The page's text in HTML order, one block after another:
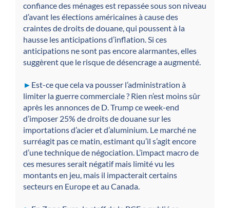
confiance des ménages est repassée sous son niveau
d’avant les élections américaines à cause des
craintes de droits de douane, qui poussent à la
hausse les anticipations d’inflation. Si ces
anticipations ne sont pas encore alarmantes, elles
suggèrent que le risque de désencrage a augmenté.
► Est-ce que cela va pousser l’administration à
limiter la guerre commerciale ? Rien n’est moins sûr
après les annonces de D. Trump ce week-end
d’imposer 25% de droits de douane sur les
importations d’acier et d’aluminium. Le marché ne
surréagit pas ce matin, estimant qu’il s’agit encore
d’une technique de négociation. L’impact macro de
ces mesures serait négatif mais limité vu les
montants en jeu, mais il impacterait certains
secteurs en Europe et au Canada.